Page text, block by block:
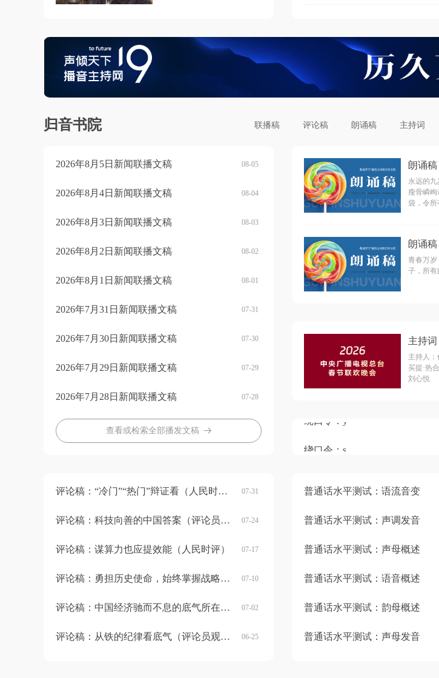
长。
08-05
2026年8月5日新闻联播文稿
08-04
2026年8月4日新闻联播文稿
08-03
2026年8月3日新闻联播文稿
08-02
2026年8月2日新闻联播文稿
08-01
2026年8月1日新闻联播文稿
07-31
2026年7月31日新闻联播文稿
07-30
2026年7月30日新闻联播文稿
07-29
2026年7月29日新闻联播文稿
07-28
2026年7月28日新闻联播文稿
查看或检索全部播发文稿 뀠
联播稿 评论稿 朗诵稿 主持词
普通话水平测试：语流音变
普通话水平测试：声调发音
普通话水平测试：声母概述
普通话水平测试：语音概述
普通话水平测试：韵母概述
普通话水平测试：声母发音
朗诵
者：
永远的九
瘦骨嶙
袋，令所
朗诵
者：王
青春万岁
子，所有
归音书院
07-31
评论稿：“冷门”“热门”辩证看（人民时评）
07-24
评论稿：科技向善的中国答案（评论员观察）
07-17
评论稿：谋算力也应提效能（人民时评）
07-10
评论稿：勇担历史使命，始终掌握战略主动（评论员观察）
07-02
评论稿：中国经济驰而不息的底气所在（人民时评）
06-25
评论稿：从铁的纪律看底气（评论员观察）
主持词
节联
主持人
买提·热
刘心悦